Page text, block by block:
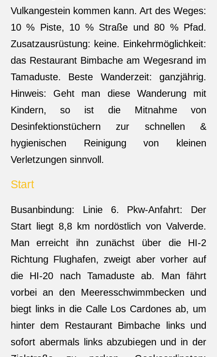
Vulkangestein kommen kann. Art des Weges:
10 % Piste, 10 % Straße und 80 % Pfad.
Zusatzausrüstung: keine. Einkehrmöglichkeit:
das Restaurant Bimbache am Wegesrand im
Tamaduste. Beste Wanderzeit: ganzjährig.
Hinweis: Geht man diese Wanderung mit
Kindern, so ist die Mitnahme von
Desinfektionstüchern zur schnellen &
hygienischen Reinigung von kleinen
Verletzungen sinnvoll.
Start
Busanbindung: Linie 6. Pkw-Anfahrt: Der
Start liegt 8,8 km nordöstlich von Valverde.
Man erreicht ihn zunächst über die HI-2
Richtung Flughafen, zweigt aber vorher auf
die HI-20 nach Tamaduste ab. Man fährt
vorbei an den Meeresschwimmbecken und
biegt links in die Calle Los Cardones ab, um
hinter dem Restaurant Bimbache links und
sofort abermals links abzubiegen und in der